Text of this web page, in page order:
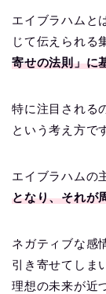
エイブラハムと
じて伝えられる
寄せの法則」に
特に注目される
という考え方で
エイブラハムの
となり、それが
ネガティブな感
引き寄せてしま
理想の未来が近